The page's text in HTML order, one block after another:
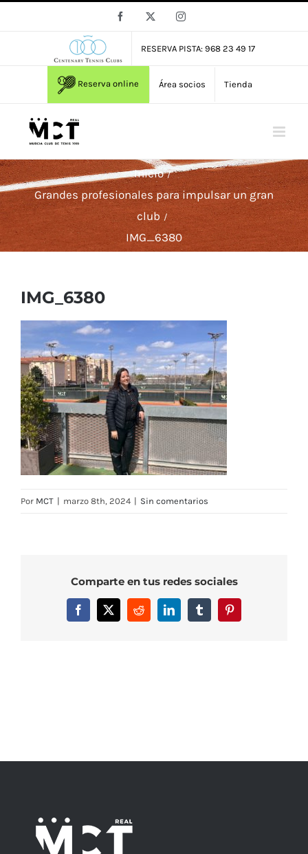
Facebook Instagram
RESERVA PISTA: 968 23 49 17
Reserva online Área socios Tienda
Inicio
Grandes profesionales para impulsar un gran
club
IMG_6380
IMG_6380
Por MCT | marzo 8th, 2024 | Sin comentarios
Comparte en tus redes sociales
Facebook
X RedditLinkedInTumblrPinterest